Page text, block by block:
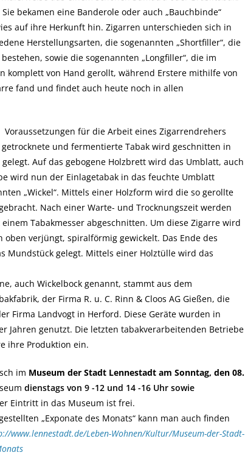
bekamen eine Banderole oder auch „Bauchbinde“
auf ihre Herkunft hin. Zigarren unterschieden sich in
Herstellungsarten, die sogenannten „Shortfiller“, die
sowie die sogenannten „Longfiller“, die im
komplett von Hand gerollt, während Erstere mithilfe von
fand und findet auch heute noch in allen
Voraussetzungen für die Arbeit eines Zigarrendrehers
und fermentierte Tabak wird geschnitten in
Auf das gebogene Holzbrett wird das Umblatt, auch
wird nun der Einlagetabak in das feuchte Umblatt
„Wickel“. Mittels einer Holzform wird die so gerollte
Nach einer Warte- und Trocknungszeit werden
Tabakmesser abgeschnitten. Um diese Zigarre wird
verjüngt, spiralförmig gewickelt. Das Ende des
Mundstück gelegt. Mittels einer Holztülle wird das
auch Wickelbock genannt, stammt aus dem
der Firma R. u. C. Rinn & Cloos AG Gießen, die
Firma Landvogt in Herford. Diese Geräte wurden in
Jahren genutzt. Die letzten tabakverarbeitenden Betriebe
ihre Produktion ein.
im Museum der Stadt Lennestadt am Sonntag, den 08.
dienstags von 9 -12 und 14 -16 Uhr sowie
Eintritt in das Museum ist frei.
„Exponate des Monats“ kann man auch finden
www.lennestadt.de/Leben-Wohnen/Kultur/Museum-der-Stadt-